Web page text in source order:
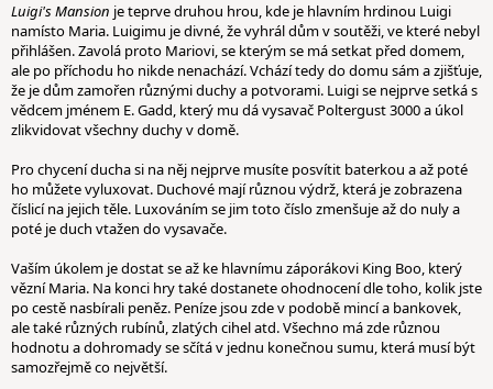
Luigi's Mansion je teprve druhou hrou, kde je hlavním hrdinou Luigi
namísto Maria. Luigimu je divné, že vyhrál dům v soutěži, ve které nebyl
přihlášen. Zavolá proto Mariovi, se kterým se má setkat před domem,
ale po příchodu ho nikde nenachází. Vchází tedy do domu sám a zjišťuje,
že je dům zamořen různými duchy a potvorami. Luigi se nejprve setká s
vědcem jménem E. Gadd, který mu dá vysavač Poltergust 3000 a úkol
zlikvidovat všechny duchy v domě.
Pro chycení ducha si na něj nejprve musíte posvítit baterkou a až poté
ho můžete vyluxovat. Duchové mají různou výdrž, která je zobrazena
číslicí na jejich těle. Luxováním se jim toto číslo zmenšuje až do nuly a
poté je duch vtažen do vysavače.
Vaším úkolem je dostat se až ke hlavnímu záporákovi King Boo, který
vězní Maria. Na konci hry také dostanete ohodnocení dle toho, kolik jste
po cestě nasbírali peněz. Peníze jsou zde v podobě mincí a bankovek,
ale také různých rubínů, zlatých cihel atd. Všechno má zde různou
hodnotu a dohromady se sčítá v jednu konečnou sumu, která musí být
samozřejmě co největší.